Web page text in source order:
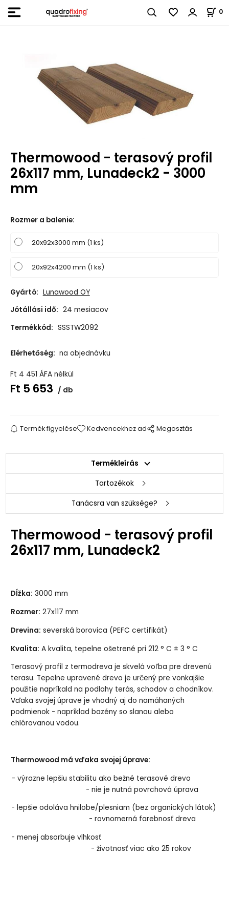
0
Thermowood - terasový profil
26x117 mm, Lunadeck2 - 3000
mm
Rozmer a balenie:
20x92x3000 mm (1 ks)
20x92x4200 mm (1 ks)
Gyártó: Lunawood OY
Jótállási idő: 24 mesiacov
Termékkód: SSSTW2092
Elérhetőség: na objednávku
Ft 4 451 ÁFA nélkül
Ft 5 653 db
Termék figyelése Kedvencekhez ad Megosztás
Termékleírás
Tartozékok
Tanácsra van szüksége?
Thermowood - terasový profil
26x117 mm, Lunadeck2
Dĺžka: 3000 mm
Rozmer: 27x117 mm
Drevina: severská borovica (PEFC certifikát)
Kvalita: A kvalita, tepelne ošetrené pri 212 ° C ± 3 ° C
Terasový profil z termodreva je skvelá voľba pre drevenú
terasu. Tepelne upravené drevo je určený pre vonkajšie
použitie napríkald na podlahy terás, schodov a chodníkov.
Vďaka svojej úprave je vhodný aj do namáhaných
podmienok - napríklad bazény so slanou alebo
chlórovanou vodou.
Thermowood má vďaka svojej úprave:
- výrazne lepšiu stabilitu ako bežné terasové drevo
- nie je nutná povrchová úprava
- lepšie odoláva hnilobe/plesniam (bez organických látok)
- rovnomerná farebnosť dreva
- menej absorbuje vlhkosť
- životnosť viac ako 25 rokov